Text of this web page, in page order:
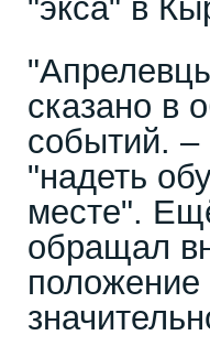
"экса" в
сказано в
событий. –
"надеть
месте".
обращал
положение